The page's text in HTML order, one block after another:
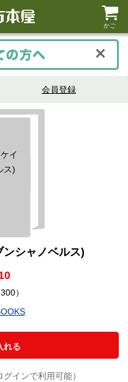
かご
会員登録
イ
ス)
ンシャノベルス)
）
れる
インで利用可能）